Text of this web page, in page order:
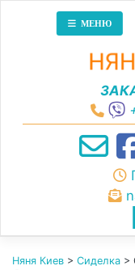
МЕНЮ
Няня Киев > Сиделка >